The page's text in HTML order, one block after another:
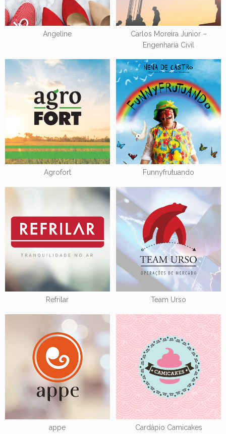
Angeline
Carlos Moreira Junior –
Engenharia Civil
Agrofort Funnyfrutuando
Refrilar Team Urso
appe Cardápio Camicakes